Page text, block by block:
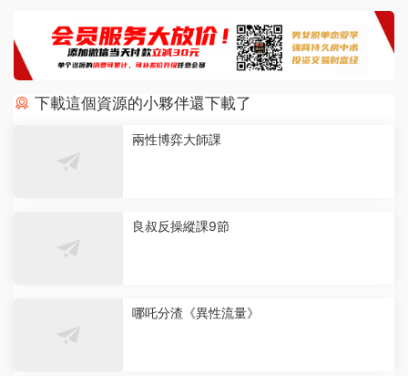
下載這個資源的小夥伴還下載了
兩性博弈大師課
良叔反操縱課9節
哪吒分渣《異性流量》